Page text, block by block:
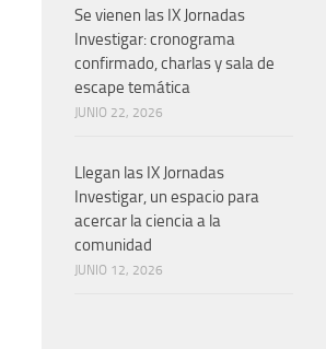
Se vienen las IX Jornadas
Investigar: cronograma
confirmado, charlas y sala de
escape temática
JUNIO 22, 2026
Llegan las IX Jornadas
Investigar, un espacio para
acercar la ciencia a la
comunidad
JUNIO 12, 2026